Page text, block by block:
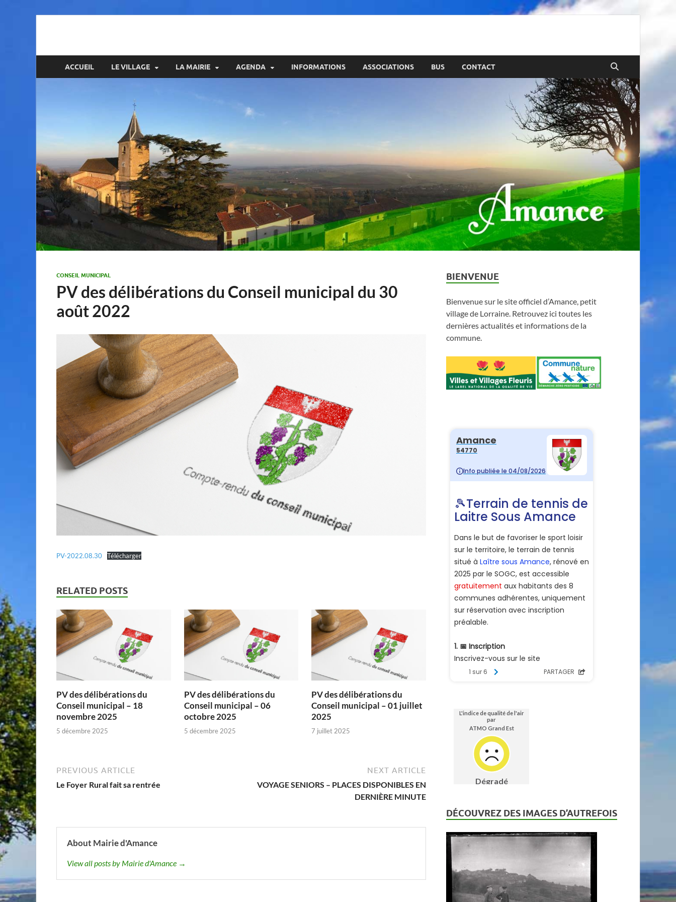
Amance
ACCUEIL LE VILLAGE LA MAIRIE AGENDA INFORMATIONS ASSOCIATIONS BUS CONTACT
CONSEIL MUNICIPAL
PV des délibérations du Conseil municipal du 30
août 2022
PV-2022.08.30 Télécharger
RELATED POSTS
PV des délibérations du
Conseil municipal – 18
novembre 2025
5 décembre 2025
PV des délibérations du
Conseil municipal – 06
octobre 2025
5 décembre 2025
PV des délibérations du
Conseil municipal – 01 juillet
2025
7 juillet 2025
PREVIOUS ARTICLE
Le Foyer Rural fait sa rentrée
NEXT ARTICLE
VOYAGE SENIORS – PLACES DISPONIBLES EN
DERNIÈRE MINUTE
About Mairie d'Amance
View all posts by Mairie d'Amance →
BIENVENUE
Bienvenue sur le site officiel d’Amance, petit
village de Lorraine. Retrouvez ici toutes les
dernières actualités et informations de la
commune.
DÉCOUVREZ DES IMAGES D’AUTREFOIS